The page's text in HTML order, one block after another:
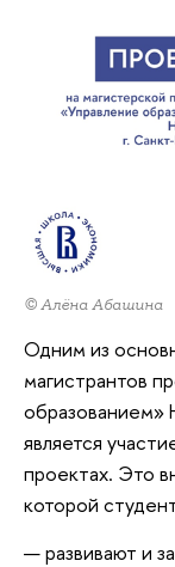
© Алёна Абашина
Одним из
магистрантов
является
проектах. Это
которой
развивают и